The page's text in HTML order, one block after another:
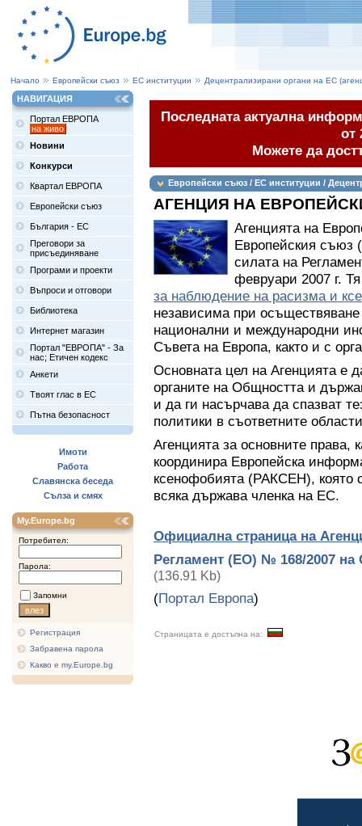
Начало Европейски съюз ЕС институции Децентрализирани органи на ЕС
НАВИГАЦИЯ
Портал ЕВРОПА
на живо
Новини
Конкурси
Квартал ЕВРОПА
Европейски съюз
България - ЕС
Преговори за
присъединяване
Програми и проекти
Въпроси и отговори
Библиотека
Интернет магазин
Портал "ЕВРОПА" - За
нас; Етичен кодекс
Анкети
Твоят глас в ЕС
Пътна безопасност
Имоти
Работа
Славянска беседа
Сълза и смях
My.Europe.bg
Потребител:
Парола:
Запомни
Регистрация
Забравена парола
Какво е my.Europe.bg
Последната актуална
от
Можете да
Европейски съюз / ЕС институции /
АГЕНЦИЯ НА
Агенцията на
Европейския съюз
силата на
февруари 2007 г.
за наблюдение на расизма и
независима при
национални и международни
Съвета на Европа, както и с
Основната цел на Агенцията е
органите на Общността и
и да ги насърчава да спазват
политики в съответните
Агенцията за основните права,
координира Европейска
ксенофобията (РАКСЕН), която
всяка държава членка на ЕС.
Официална страница на
Регламент (ЕО) № 168/2007 на
(136.91 Kb)
(Портал Европа)
Страницата е достъпна на: